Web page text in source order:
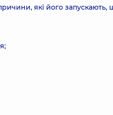
які його запускають,